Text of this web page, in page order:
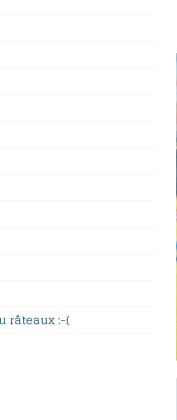
râteaux :-(